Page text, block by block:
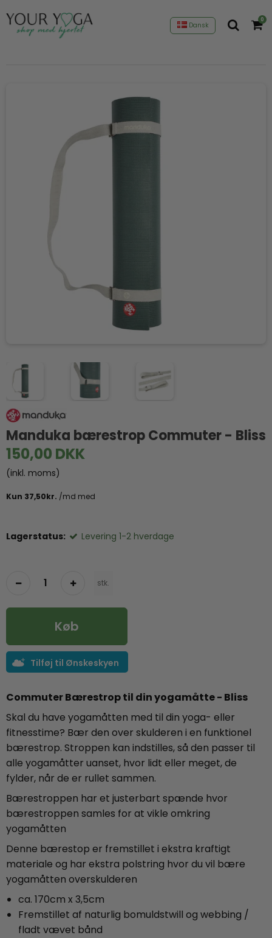
Dansk
0
Manduka bærestrop Commuter - Bliss
150,00 DKK
(inkl. moms)
Lagerstatus: Levering 1-2 hverdage
stk.
Køb
Tilføj til Ønskeskyen
Commuter Bærestrop til din yogamåtte - Bliss
Skal du have yogamåtten med til din yoga- eller
fitnesstime? Bær den over skulderen i en funktionel
bærestrop. Stroppen kan indstilles, så den passer til
alle yogamåtter uanset, hvor lidt eller meget, de
fylder, når de er rullet sammen.
Bærestroppen har et justerbart spænde hvor
bærestroppen samles for at vikle omkring
yogamåtten
Denne bærestop er fremstillet i ekstra kraftigt
materiale og har ekstra polstring hvor du vil bære
yogamåtten overskulderen
ca. 170cm x 3,5cm
Fremstillet af naturlig bomuldstwill og webbing /
fladt vævet bånd